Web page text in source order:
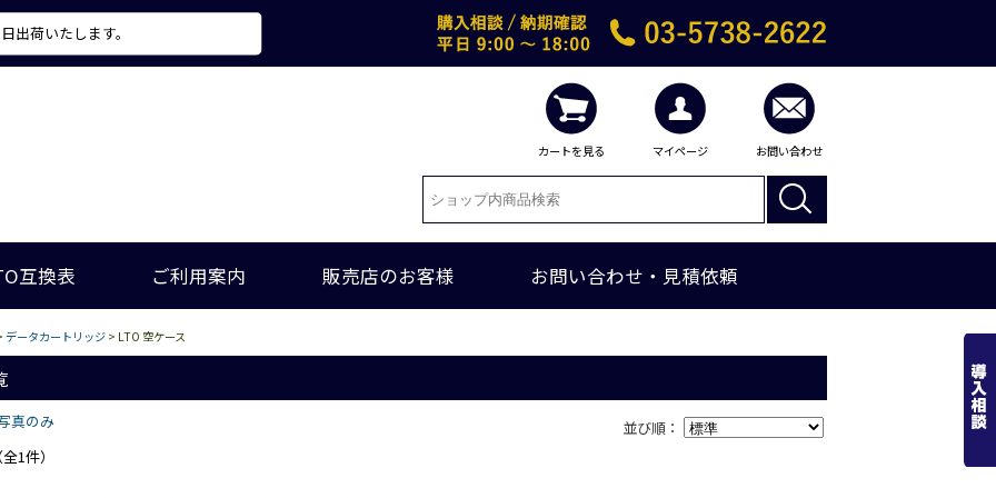
出荷いたします。
カートを見る マイページ お問い合わせ
互換表 ご利用案内 販売店のお客様 お問い合わせ・見積依頼
データカートリッジ > LTO 空ケース
並び順：
真のみ
1件）